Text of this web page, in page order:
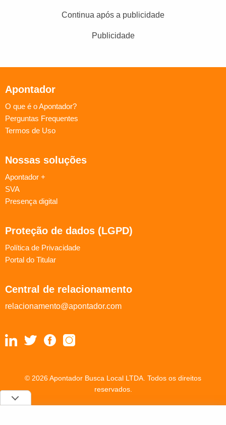
Continua após a publicidade
Publicidade
Apontador
O que é o Apontador?
Perguntas Frequentes
Termos de Uso
Nossas soluções
Apontador +
SVA
Presença digital
Proteção de dados (LGPD)
Política de Privacidade
Portal do Titular
Central de relacionamento
relacionamento@apontador.com
© 2026 Apontador Busca Local LTDA. Todos os direitos
reservados.